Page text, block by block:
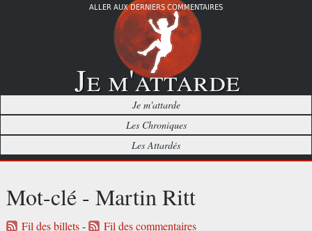
ALLER AUX DERNIERS COMMENTAIRES
Je m'attarde
Je m'attarde
Les Chroniques
Les Attardés
Mot-clé - Martin Ritt
Fil des billets- Fil des commentaires